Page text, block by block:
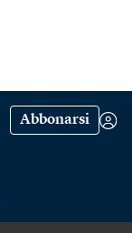
Abbonarsi